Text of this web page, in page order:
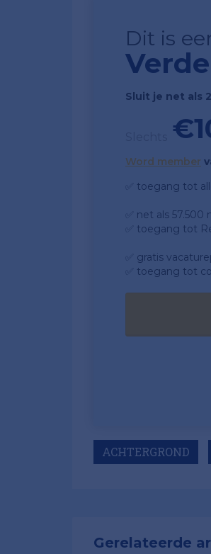
Dit is
Sluit je net als
Word member
✅ toegang tot
✅ net als
✅ toegang tot
✅ gratis
✅ toegang tot
ACHTERGROND
Gerelateerde